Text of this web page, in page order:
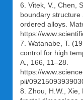
6. Vitek, V., Chen,
boundary
ordered alloys.
https://
7. Watanabe, T.
control for high
A., 166, 11–28.
https://
pii/
8. Zhou, H.W.,